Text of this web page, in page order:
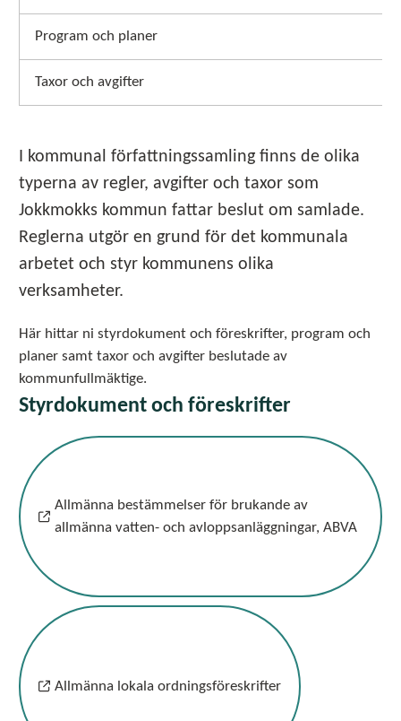
Program och planer
Taxor och avgifter
I kommunal författningssamling finns de olika
typerna av regler, avgifter och taxor som
Jokkmokks kommun fattar beslut om samlade.
Reglerna utgör en grund för det kommunala
arbetet och styr kommunens olika
verksamheter.
Här hittar ni styrdokument och föreskrifter, program och
planer samt taxor och avgifter beslutade av
kommunfullmäktige.
Styrdokument och föreskrifter
Allmänna bestämmelser för brukande av
allmänna vatten- och avloppsanläggningar, ABVA
Allmänna lokala ordningsföreskrifter